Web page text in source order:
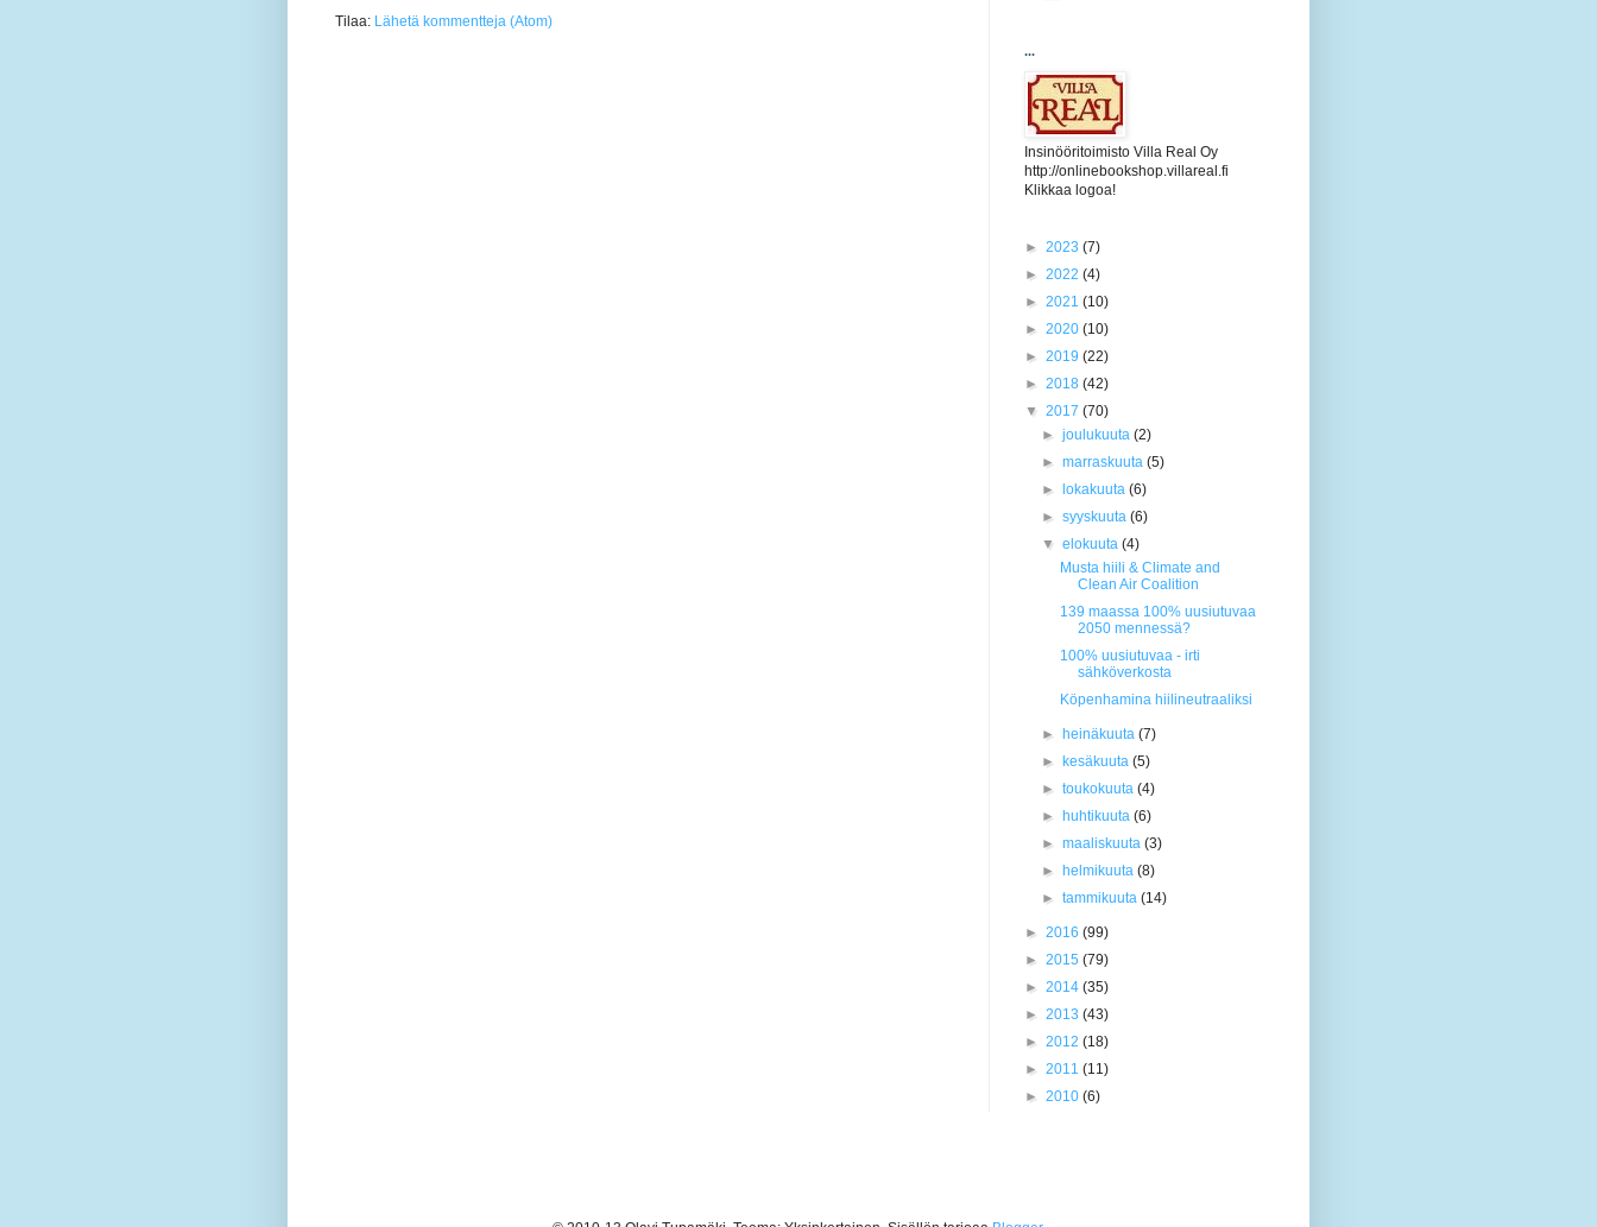
Tilaa: Lähetä kommentteja (Atom)
...
Insinööritoimisto Villa Real Oy
http://onlinebookshop.villareal.fi
Klikkaa logoa!
► 2023 (7)
► 2022 (4)
► 2021 (10)
► 2020 (10)
► 2019 (22)
► 2018 (42)
▼ 2017 (70)
►joulukuuta(2)
►marraskuuta(5)
►
lokakuuta(6)
►syyskuuta(6)
▼elokuuta(4)
Musta hiili & Climate and
Clean Air Coalition
139 maassa 100% uusiutuvaa
2050 mennessä?
100% uusiutuvaa - irti
sähköverkosta
Köpenhamina hiilineutraaliksi
► heinäkuuta(7)
►
kesäkuuta(5)
►toukokuuta(4)
►
huhtikuuta(6)
►maaliskuuta(3)
►
helmikuuta(8)
►tammikuuta(14)
► 2016 (99)
► 2015 (79)
► 2014 (35)
► 2013 (43)
► 2012 (18)
► 2011 (11)
► 2010 (6)